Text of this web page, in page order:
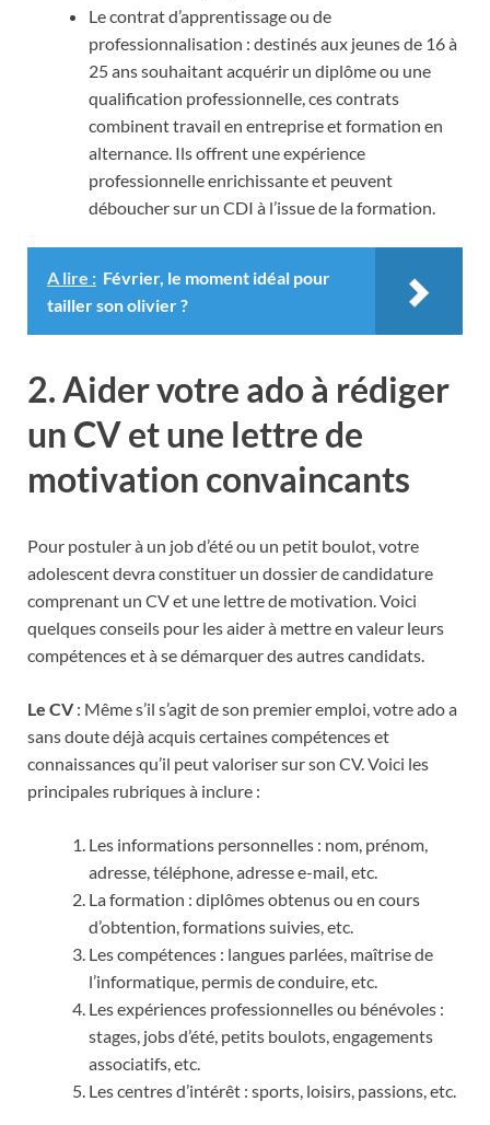
Le contrat d’apprentissage ou de
professionnalisation : destinés aux jeunes de 16 à
25 ans souhaitant acquérir un diplôme ou une
qualification professionnelle, ces contrats
combinent travail en entreprise et formation en
alternance. Ils offrent une expérience
professionnelle enrichissante et peuvent
déboucher sur un CDI à l’issue de la formation.
A lire : Février, le moment idéal pour
tailler son olivier ?
2. Aider votre ado à rédiger
un CV et une lettre de
motivation convaincants
Pour postuler à un job d’été ou un petit boulot, votre
adolescent devra constituer un dossier de candidature
comprenant un CV et une lettre de motivation. Voici
quelques conseils pour les aider à mettre en valeur leurs
compétences et à se démarquer des autres candidats.
Le CV : Même s’il s’agit de son premier emploi, votre ado a
sans doute déjà acquis certaines compétences et
connaissances qu’il peut valoriser sur son CV. Voici les
principales rubriques à inclure :
Les informations personnelles : nom, prénom,
adresse, téléphone, adresse e-mail, etc.
La formation : diplômes obtenus ou en cours
d’obtention, formations suivies, etc.
Les compétences : langues parlées, maîtrise de
l’informatique, permis de conduire, etc.
Les expériences professionnelles ou bénévoles :
stages, jobs d’été, petits boulots, engagements
associatifs, etc.
Les centres d’intérêt : sports, loisirs, passions, etc.